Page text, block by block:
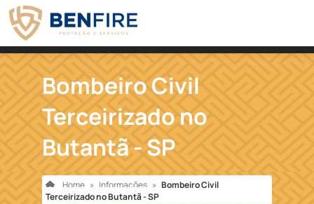
Bombeiro Civil
Terceirizado no
Butantã - SP
Home » Informações » Bombeiro Civil
Terceirizado no Butantã - SP